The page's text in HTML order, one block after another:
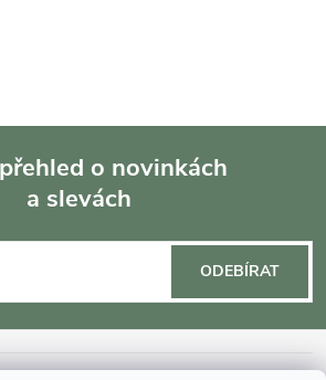
o novinkách
a slevách
ODEBÍRAT